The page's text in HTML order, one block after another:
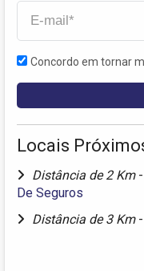
Concordo em tornar
Locais
Distância de 2 Km -
De Seguros
Distância de 3 Km -